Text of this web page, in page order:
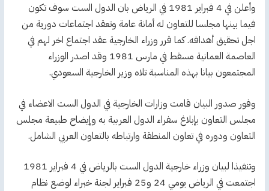
وأعلن في 4 فبراير 1981 في الرياض بان الدول الست سوف تكون
فيما بينها مجلسا للتعاون له أمانة عامة وتعقد اجتماعات دورية من
اجل تحقيق أهدافه. كما قرر وزراء الخارجية عقد اجتماع اخر لهم في
العاصمة العمانية مسقط في مارس 1981 وقد اصدر الوزراء
المجتمعون بيانا بهذه المناسبة تلاه وزير الخارجية السعودي.
وفور صدور البيان قامت وزارات الخارجية في الدول الست الاعضاء في
مجلس التعاون بإبلاغ سفراء الدول العربية به وإيضاح طبيعة مجلس
التعاون ودوره في تعاون المنطقة وارتباطه بالتعاون العربي الشامل.
وتنفيذا لبيان وزراء خارجية الدول الست بالرياض في 4 فبراير 1981
اجتمعت في الرياض يومي 24 و25 فبراير لجنة خبراء لوضع نظام